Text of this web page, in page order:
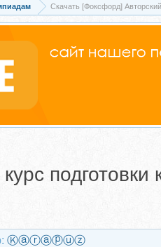
Скачать [Фоксфорд]
Ⓚⓐⓡⓐⓟⓤⓩ